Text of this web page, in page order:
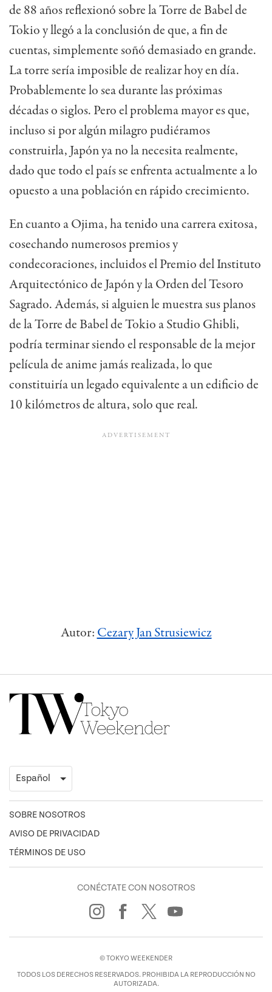
de 88 años reflexionó sobre la Torre de Babel de
Tokio y llegó a la conclusión de que, a fin de
cuentas, simplemente soñó demasiado en grande.
La torre sería imposible de realizar hoy en día.
Probablemente lo sea durante las próximas
décadas o siglos. Pero el problema mayor es que,
incluso si por algún milagro pudiéramos
construirla, Japón ya no la necesita realmente,
dado que todo el país se enfrenta actualmente a lo
opuesto a una población en rápido crecimiento.
En cuanto a Ojima, ha tenido una carrera exitosa,
cosechando numerosos premios y
condecoraciones, incluidos el Premio del Instituto
Arquitectónico de Japón y la Orden del Tesoro
Sagrado. Además, si alguien le muestra sus planos
de la Torre de Babel de Tokio a Studio Ghibli,
podría terminar siendo el responsable de la mejor
película de anime jamás realizada, lo que
constituiría un legado equivalente a un edificio de
10 kilómetros de altura, solo que real.
Autor: Cezary Jan Strusiewicz
SOBRE NOSOTROS
AVISO DE PRIVACIDAD
TÉRMINOS DE USO
CONÉCTATE CON NOSOTROS
© TOKYO WEEKENDER
TODOS LOS DERECHOS RESERVADOS. PROHIBIDA LA REPRODUCCIÓN NO
AUTORIZADA.